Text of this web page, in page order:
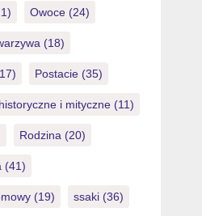
Owoce(24)
(18)
Postacie(35)
i mityczne(11)
Rodzina(20)
(41)
(19) ssaki(36)